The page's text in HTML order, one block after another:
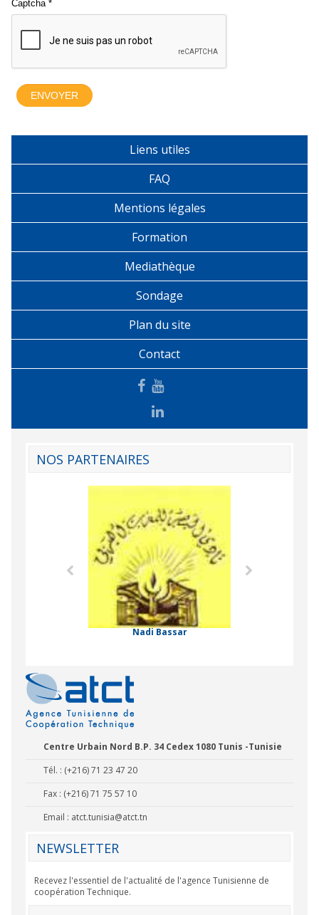
Liens utiles
FAQ
Mentions légales
Formation
Mediathèque
Sondage
Plan du site
Contact
NOS PARTENAIRES
Nadi Bassar
Centre Urbain Nord B.P. 34 Cedex 1080 Tunis -Tunisie
Tél. : (+216) 71 23 47 20
Fax : (+216) 71 75 57 10
Email : atct.tunisia@atct.tn
NEWSLETTER
Recevez l'essentiel de l'actualité de l'agence Tunisienne de
coopération Technique.